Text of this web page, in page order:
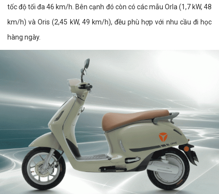
tốc độ tối đa 46 km/h. Bên cạnh đó còn có các mẫu Orla (1,7 kW, 48
km/h) và Oris (2,45 kW, 49 km/h), đều phù hợp với nhu cầu đi học
hàng ngày.